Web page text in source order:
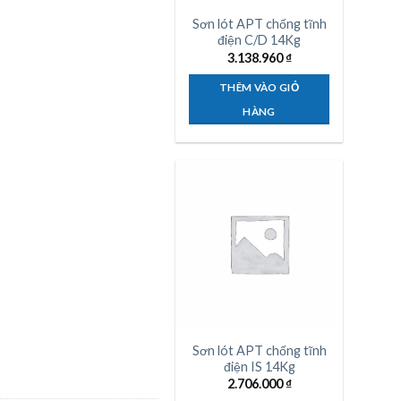
Sơn lót APT chống tĩnh
điện C/D 14Kg
3.138.960₫
THÊM VÀO GIỎ
HÀNG
Sơn lót APT chống tĩnh
điện IS 14Kg
2.706.000₫